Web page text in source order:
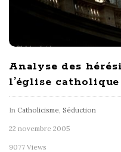
Analyse des
l’église catholique
In Catholicisme Séduction
22 novembre 2005
9077 Views